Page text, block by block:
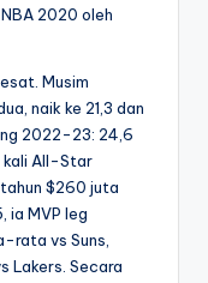
2020 oleh
Musim
naik ke 21,3 dan
2022-23: 24,6
kali All-Star
$260 juta
ia MVP leg
rata vs Suns,
Lakers. Secara